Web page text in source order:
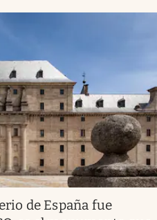
de España fue